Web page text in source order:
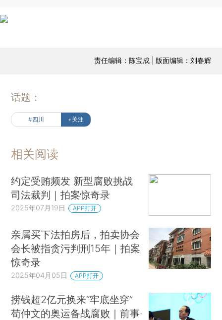
责任编辑：陈宝成 | 版面编辑：刘春辉
话题：
#四川 +关注
相关阅读
约定受贿频发 新型腐败挑战
司法裁判｜拍案惊奇录
2025年07月19日 APP打开
亲属买下法拍房后，拍卖协会
会长被指贪污判刑15年｜拍案
惊奇录
2025年04月05日 APP打开
捞钱超2亿元换来“牢底坐穿”
苟仲文的奥运备战腐败｜前事·